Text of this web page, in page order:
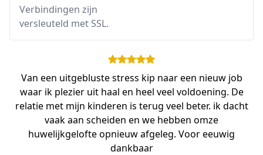
Verbindingen zijn
versleuteld met SSL.
Van een uitgebluste stress kip naar een nieuw job
waar ik plezier uit haal en heel veel voldoening. De
relatie met mijn kinderen is terug veel beter. ik dacht
vaak aan scheiden en we hebben omze
huwelijkgelofte opnieuw afgeleg. Voor eeuwig
dankbaar